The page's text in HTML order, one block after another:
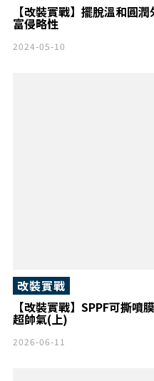
【改裝實戰】擺脫溫和圓
富侵略性
2024-05-10
【改裝實戰】SPPF可撕
超帥氣(上)
改裝實戰
2026-06-11